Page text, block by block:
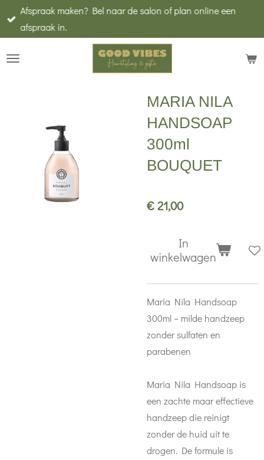
direct
de
Afspraak maken? Bel naar de salon of plan online een
afspraak in.
MARIA NILA
HANDSOAP
300ml
BOUQUET
€ 21,00
In
winkelwagen
Maria Nila Handsoap
300ml – milde handzeep
zonder sulfaten en
parabenen
Maria Nila Handsoap is
een zachte maar effectieve
handzeep die reinigt
zonder de huid uit te
drogen. De formule is